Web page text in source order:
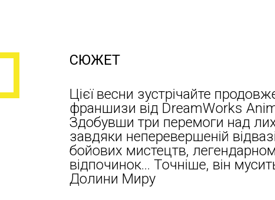
СЮЖЕТ
Цієї весни зустрічайте
франшизи від DreamWorks
Здобувши три перемоги над
завдяки неперевершеній
бойових мистецтв,
відпочинок… Точніше, він
Долини Миру